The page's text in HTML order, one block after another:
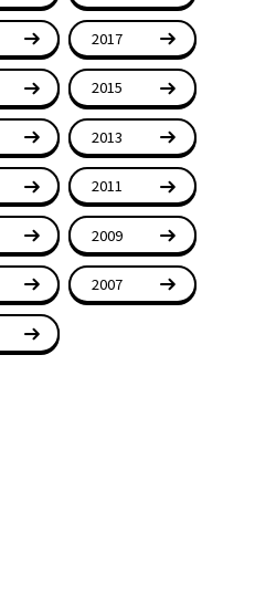
2017
2015
2013
2011
2009
2007